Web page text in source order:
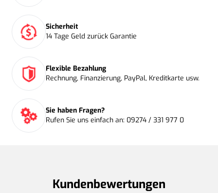
Sicherheit
14 Tage Geld zurück Garantie
Flexible Bezahlung
Rechnung, Finanzierung, PayPal, Kreditkarte usw.
Sie haben Fragen?
Rufen Sie uns einfach an: 09274 / 331 977 0
Kundenbewertungen